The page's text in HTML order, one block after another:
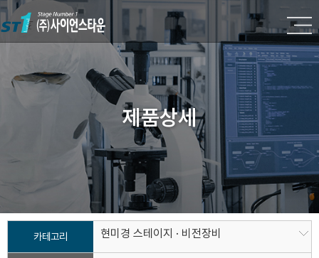
제품상세
카테고리 현미경 스테이지 · 비전장비